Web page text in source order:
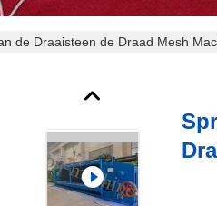
de Draaisteen de Draad Mesh